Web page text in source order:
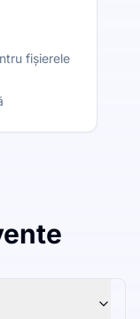
fișierele